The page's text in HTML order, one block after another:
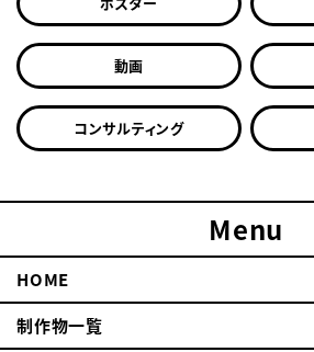
動画
コンサルティング
Menu
HOME
制作物一覧